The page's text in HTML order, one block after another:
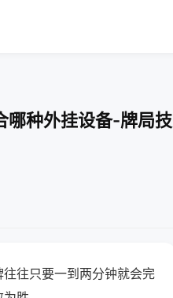
哪种外挂设备-牌局技
往只要一到两分钟就会完